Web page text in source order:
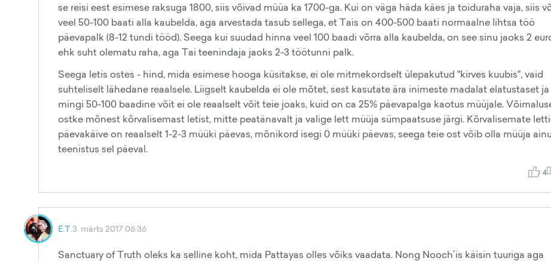
se reisi eest esimese raksuga 1800, siis võivad müüa ka 1700-ga. Kui on väga häda käes ja toiduraha vaja, siis
veel 50-100 baati alla kaubelda, aga arvestada tasub sellega, et Tais on 400-500 baati normaalne lihtsa töö
päevapalk (8-12 tundi tööd). Seega kui suudad hinna veel 100 baadi võrra alla kaubelda, on see sinu jaoks 2
ehk suht olematu raha, aga Tai teenindaja jaoks 2-3 töötunni palk.
Seega letis ostes - hind, mida esimese hooga küsitakse, ei ole mitmekordselt ülepakutud "kirves kuubis", vaid
suhteliselt lähedane reaalsele. Liigselt kaubelda ei ole mõtet, sest kasutate ära inimeste madalat elatustaset ja
mingi 50-100 baadine võit ei ole reaalselt võit teie joaks, kuid on ca 25% päevapalga kaotus müüjale.
ostke mõnest kõrvalisemast letist, mitte peatänavalt ja valige lett müüja sümpaatsuse järgi. Kõrvalisemate
päevakäive on reaalselt 1-2-3 müüki päevas, mõnikord isegi 0 müüki päevas, seega teie ost võib olla müüja
teenistus sel päeval.
4
E.T.3. märts 2017 06:36
Sanctuary of Truth oleks ka selline koht, mida Pattayas olles võiks vaadata. Nong Nooch´is käisin tuuriga aga